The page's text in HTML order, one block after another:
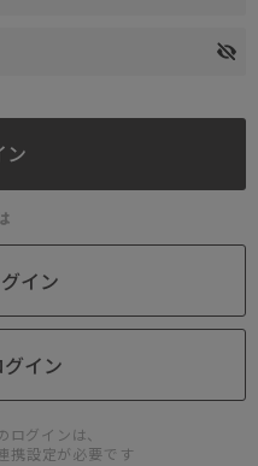
イン
イン
ログインは、
携設定が必要です